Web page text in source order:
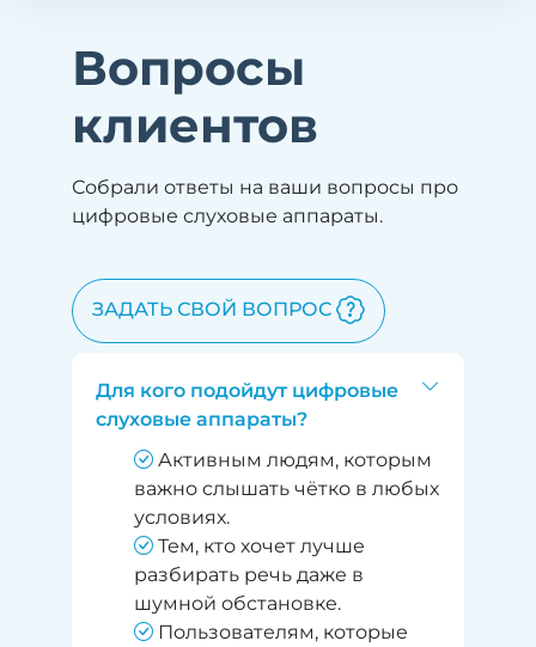
Вопросы
клиентов
Собрали ответы на ваши вопросы про
цифровые слуховые аппараты.
ЗАДАТЬ СВОЙ ВОПРОС
Для кого подойдут цифровые
слуховые аппараты?
Активным людям, которым
важно слышать чётко в любых
условиях.
Тем, кто хочет лучше
разбирать речь даже в
шумной обстановке.
Пользователям, которые